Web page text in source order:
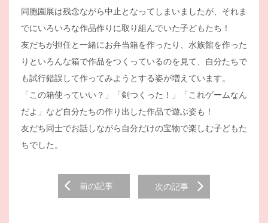
同胞園展は残念ながら中止となってしまいましたが、それま
でにいろいろな作品作りに取り組んでいた子どもたち！
友だちが担任と一緒にお弁当箱を作ったり、水族館を作った
りといろんな箱で作品をつくっているのを見て、自分たちで
も試行錯誤して作ってみようとする姿が増えています。
「この箱使っていい？」「剣つくった！」「これゲームなん
だよ」など自分たちの作り出した作品で遊ぶ姿も！
友だち同士でお話しながら自分だけの宝物で楽しむ子どもた
ちでした。
navigation
前の記事 次の記事